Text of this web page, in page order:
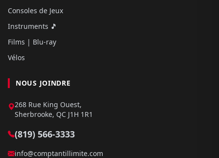
Consoles de Jeux
Instruments 🎵
Films | Blu-ray
Vélos
NOUS JOINDRE
268 Rue King Ouest,
Sherbrooke, QC J1H 1R1
(819) 566-3333
info@comptantillimite.com